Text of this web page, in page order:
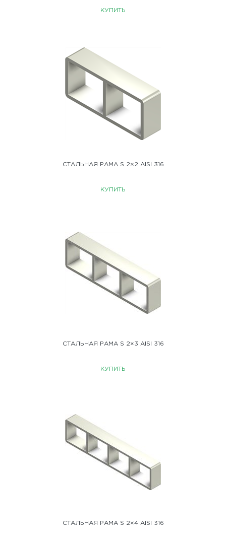
КУПИТЬ
СТАЛЬНАЯ РАМА S 2×2 AISI 316
КУПИТЬ
СТАЛЬНАЯ РАМА S 2×3 AISI 316
КУПИТЬ
СТАЛЬНАЯ РАМА S 2×4 AISI 316